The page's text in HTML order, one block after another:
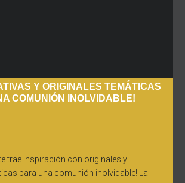
Y ORIGINALES TEMÁTICAS
COMUNIÓN INOLVIDABLE!
te trae inspiración con originales y
para una comunión inolvidable! La